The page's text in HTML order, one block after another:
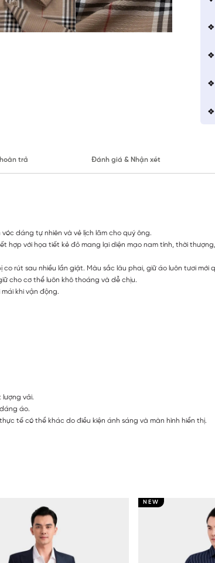
trả Đánh giá & Nhận xét
dáng tự nhiên và vẻ lịch lãm cho quý ông.
hợp với họa tiết kẻ đỏ mang lại diện mạo nam tính, thời
rút sau nhiều lần giặt. Màu sắc lâu phai, giữ áo luôn tươi mới
cho cơ thể luôn khô thoáng và dễ chịu.
khi vận động.
vải.
áo.
tế có thể khác do điều kiện ánh sáng và màn hình hiển thị.
NEW